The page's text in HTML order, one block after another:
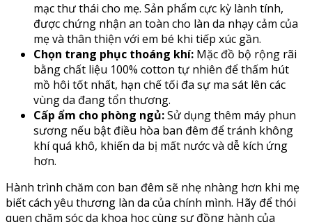
mạc thư thái cho mẹ. Sản phẩm cực kỳ lành tính,
được chứng nhận an toàn cho làn da nhạy cảm của
mẹ và thân thiện với em bé khi tiếp xúc gần.
Chọn trang phục thoáng khí: Mặc đồ bộ rộng rãi
bằng chất liệu 100% cotton tự nhiên để thấm hút
mồ hôi tốt nhất, hạn chế tối đa sự ma sát lên các
vùng da đang tổn thương.
Cấp ẩm cho phòng ngủ:Sử dụng thêm máy phun
sương nếu bật điều hòa ban đêm để tránh không
khí quá khô, khiến da bị mất nước và dễ kích ứng
hơn.
Hành trình chăm con ban đêm sẽ nhẹ nhàng hơn khi mẹ
biết cách yêu thương làn da của chính mình. Hãy để thói
quen chăm sóc da khoa học cùng sự đồng hành của